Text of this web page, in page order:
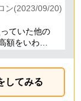
ン(2023/09/20)
ていた他の
額をいわれ
してみる